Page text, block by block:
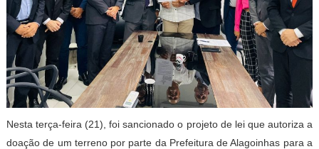
Nesta terça-feira (21), foi sancionado o projeto de lei que autoriza a
doação de um terreno por parte da Prefeitura de Alagoinhas para a